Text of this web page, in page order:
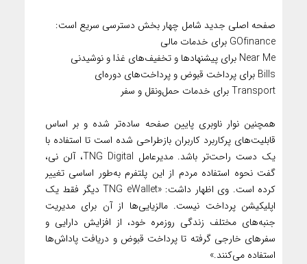
صفحه اصلی جدید شامل چهار بخش دسترسی سریع است:
GOfinance برای خدمات مالی
Near Me برای پیشنهادها و تخفیف‌های غذا و نوشیدنی
Bills برای پرداخت قبوض و پرداخت‌های دوره‌ای
Transport برای خدمات حمل‌ونقل و سفر
همچنین نوار ناوبری پایین صفحه ساده‌تر شده و بر اساس
قابلیت‌های پرکاربرد کاربران بازطراحی شده است تا استفاده با
یک دست راحت‌تر باشد. مدیرعامل TNG Digital، آلن نی،
گفت نحوه استفاده مردم از این پلتفرم به‌طور اساسی تغییر
کرده است. وی اظهار داشت: «TNG eWallet دیگر فقط یک
اپلیکیشن پرداخت نیست. مالزیایی‌ها از آن برای مدیریت
جنبه‌های مختلف زندگی روزمره خود، از افزایش دارایی و
سفرهای خارجی گرفته تا پرداخت قبوض و دریافت پاداش‌ها
استفاده می‌کنند.»